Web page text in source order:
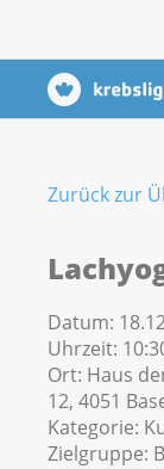
Zurück zur
Datum:
Uhrzeit:
Ort: Haus
12, 4051
Kategorie:
Zielgruppe: